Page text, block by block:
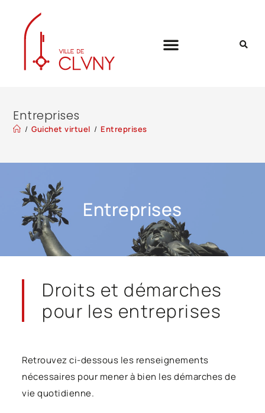
Entreprises
/ Guichet virtuel / Entreprises
Entreprises
Droits et démarches
pour les entreprises
Retrouvez ci-dessous les renseignements
nécessaires pour mener à bien les démarches de
vie quotidienne.